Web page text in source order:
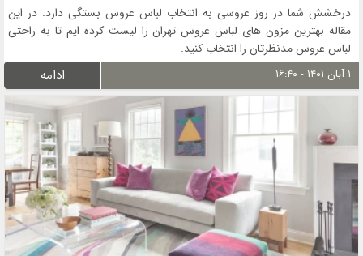
درخشش شما در روز عروسی به انتخاب لباس عروس بستگی دارد. در این
مقاله بهترین مزون های لباس عروس تهران را لیست کرده ایم تا به راحتی
لباس عروس مدنظرتان را انتخاب کنید.
۱ آبان ۱۴۰۱ - ۱۶:۴۰ ادامه